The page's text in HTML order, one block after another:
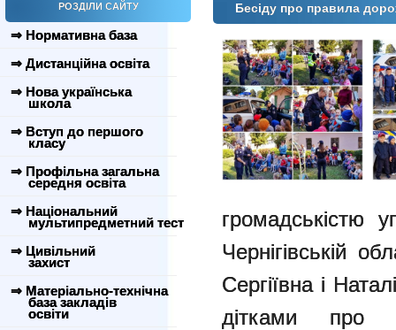
РОЗДІЛИ САЙТУ
⇒ Нормативна база
⇒ Дистанційна освіта
⇒ Нова українська
школа
⇒ Вступ до першого
класу
⇒ Профільна загальна
середня освіта
⇒ Національний
мультипредметний тест
⇒ Цивільний
захист
⇒ Матеріально-технічна
база закладів
освіти
Бесіду про правила
громадськістю
Чернігівській
Сергіївна і
дітками про